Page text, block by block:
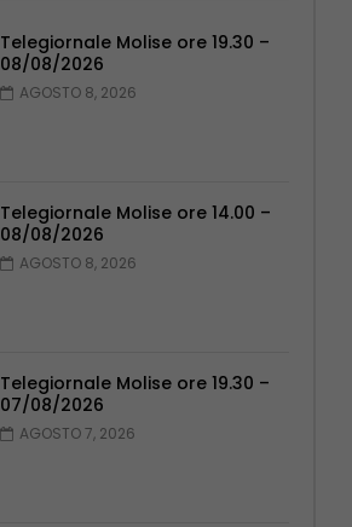
Telegiornale Molise ore 19.30 –
08/08/2026
AGOSTO 8, 2026
Telegiornale Molise ore 14.00 –
08/08/2026
AGOSTO 8, 2026
Telegiornale Molise ore 19.30 –
07/08/2026
AGOSTO 7, 2026